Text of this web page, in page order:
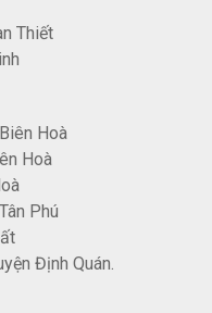
Thiết
Hoà
Hoà
Phú
Định Quán.